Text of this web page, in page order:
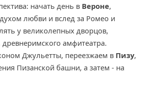
начать день в Вероне,
любви и вслед за Ромео и
у великолепных дворцов,
амфитеатра.
Джульетты, переезжаем в Пизу,
Пизанской башни, а затем - на